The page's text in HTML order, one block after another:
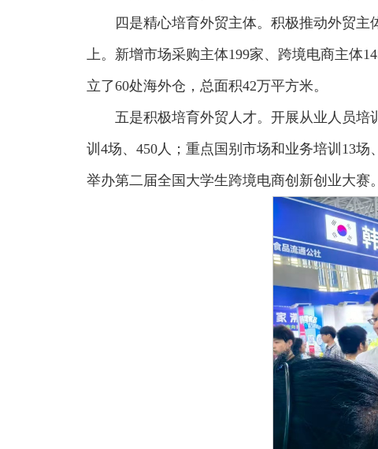
四是精心培育外贸主体。积极推动外贸
上。新增市场采购主体199家、跨境电商主体
立了60处海外仓，总面积42万平方米。
五是积极培育外贸人才。开展从业人员培
训4场、450人；重点国别市场和业务培训13场
举办第二届全国大学生跨境电商创新创业大赛。